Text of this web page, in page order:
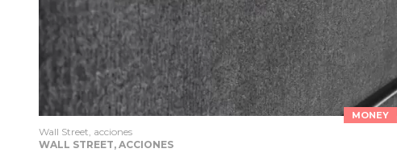
MONEY
Wall Street, acciones
WALL STREET, ACCIONES